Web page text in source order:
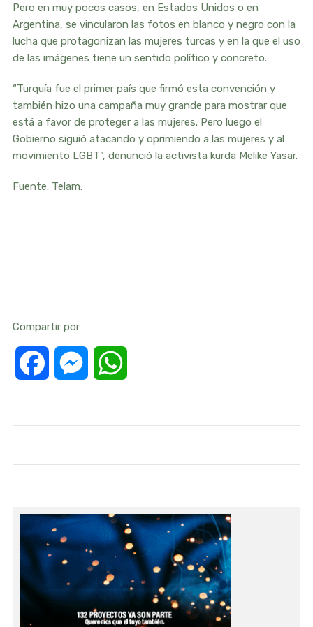
Pero en muy pocos casos, en Estados Unidos o en
Argentina, se vincularon las fotos en blanco y negro con la
lucha que protagonizan las mujeres turcas y en la que el uso
de las imágenes tiene un sentido político y concreto.
“Turquía fue el primer país que firmó esta convención y
también hizo una campaña muy grande para mostrar que
está a favor de proteger a las mujeres. Pero luego el
Gobierno siguió atacando y oprimiendo a las mujeres y al
movimiento LGBT”, denunció la activista kurda Melike Yasar.
Fuente. Telam.
Compartir por
Facebook Messenger